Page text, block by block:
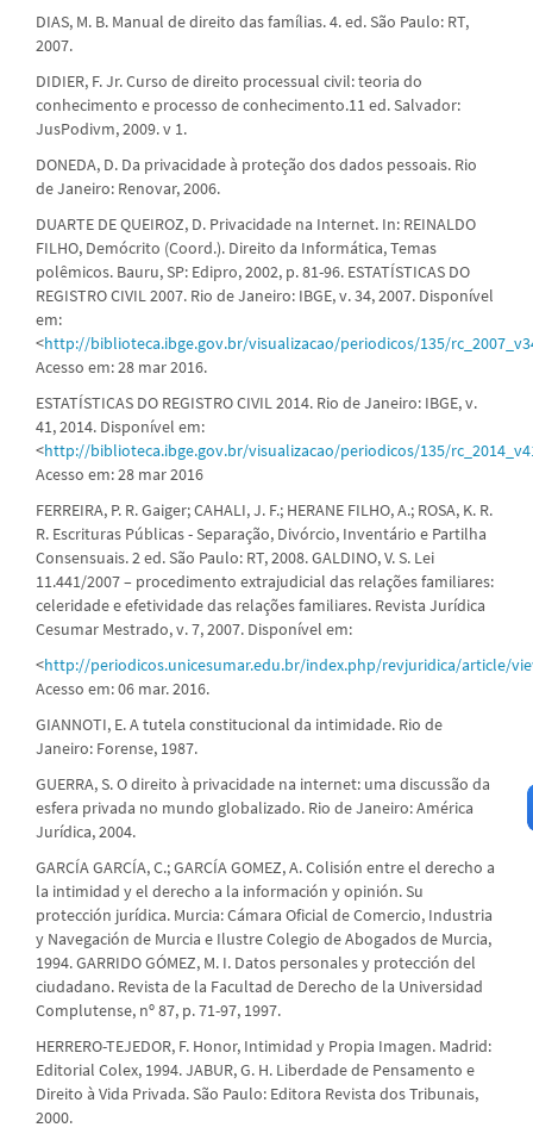
DIAS, M. B. Manual de direito das famílias. 4. ed. São Paulo: RT,
2007.
DIDIER, F. Jr. Curso de direito processual civil: teoria do
conhecimento e processo de conhecimento.11 ed. Salvador:
JusPodivm, 2009. v 1.
DONEDA, D. Da privacidade à proteção dos dados pessoais. Rio
de Janeiro: Renovar, 2006.
DUARTE DE QUEIROZ, D. Privacidade na Internet. In: REINALDO
FILHO, Demócrito (Coord.). Direito da Informática, Temas
polêmicos. Bauru, SP: Edipro, 2002, p. 81-96. ESTATÍSTICAS DO
REGISTRO CIVIL 2007. Rio de Janeiro: IBGE, v. 34, 2007. Disponível
em:
<http://biblioteca.ibge.gov.br/visualizacao/periodicos/135/
Acesso em: 28 mar 2016.
ESTATÍSTICAS DO REGISTRO CIVIL 2014. Rio de Janeiro: IBGE, v.
41, 2014. Disponível em:
<http://biblioteca.ibge.gov.br/visualizacao/periodicos/135/
Acesso em: 28 mar 2016
FERREIRA, P. R. Gaiger; CAHALI, J. F.; HERANE FILHO, A.; ROSA, K. R.
R. Escrituras Públicas - Separação, Divórcio, Inventário e Partilha
Consensuais. 2 ed. São Paulo: RT, 2008. GALDINO, V. S. Lei
11.441/2007 – procedimento extrajudicial das relações familiares:
celeridade e efetividade das relações familiares. Revista Jurídica
Cesumar Mestrado, v. 7, 2007. Disponível em:
<http://periodicos.unicesumar.edu.br/index.php/revjuridica/article/
Acesso em: 06 mar. 2016.
GIANNOTI, E. A tutela constitucional da intimidade. Rio de
Janeiro: Forense, 1987.
GUERRA, S. O direito à privacidade na internet: uma discussão da
esfera privada no mundo globalizado. Rio de Janeiro: América
Jurídica, 2004.
GARCÍA GARCÍA, C.; GARCÍA GOMEZ, A. Colisión entre el derecho a
la intimidad y el derecho a la información y opinión. Su
protección jurídica. Murcia: Cámara Oficial de Comercio, Industria
y Navegación de Murcia e Ilustre Colegio de Abogados de Murcia,
1994. GARRIDO GÓMEZ, M. I. Datos personales y protección del
ciudadano. Revista de la Facultad de Derecho de la Universidad
Complutense, nº 87, p. 71-97, 1997.
HERRERO-TEJEDOR, F. Honor, Intimidad y Propia Imagen. Madrid:
Editorial Colex, 1994. JABUR, G. H. Liberdade de Pensamento e
Direito à Vida Privada. São Paulo: Editora Revista dos Tribunais,
2000.